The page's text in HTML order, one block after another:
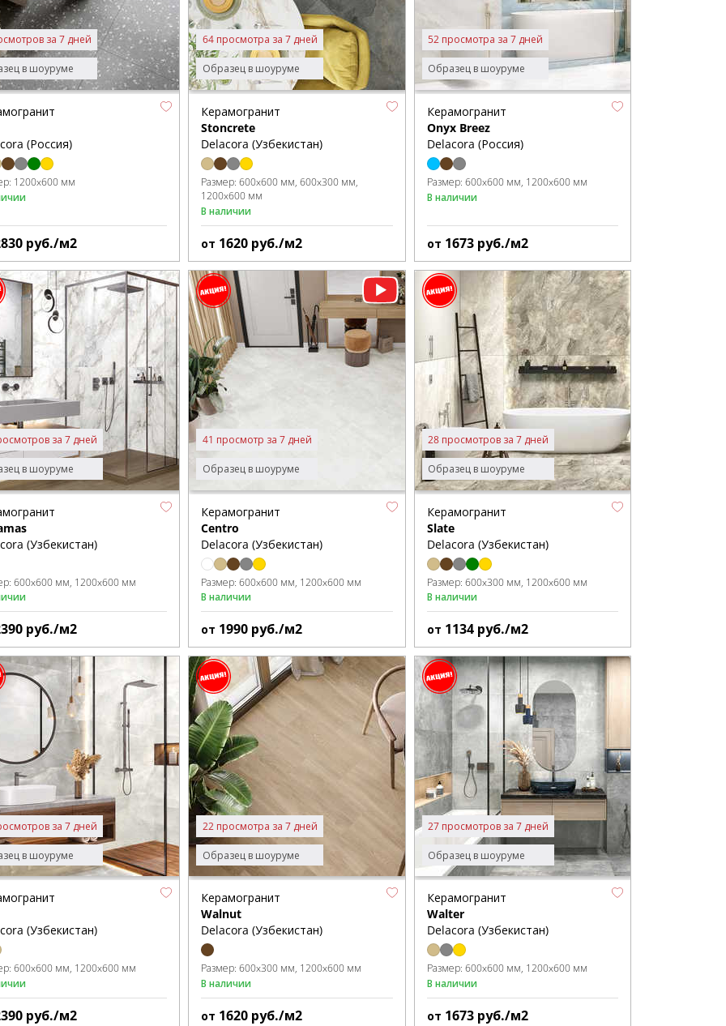
в шоуруме
за 7 дней
(Россия)
1200x600 мм
руб./м2
Образец в шоуруме
64 просмотра за 7 дней
Керамогранит
Stoncrete
Delacora (Узбекистан)
Размер:600x600 мм 600x300 мм
1200x600 мм
В наличии
от 1620 руб./м2
Образец в шоуруме
52 просмотра за 7 дней
Керамогранит
Onyx Breez
Delacora (Россия)
Размер: 600x600 мм 1200x600 мм
В наличии
от 1673 руб./м2
в шоуруме
за 7 дней
(Узбекистан)
600x600 мм 1200x600 мм
руб./м2
Образец в шоуруме
41 просмотр за 7 дней
Керамогранит
Centro
Delacora (Узбекистан)
Размер:600x600 мм 1200x600 мм
В наличии
от 1990 руб./м2
Образец в шоуруме
28 просмотров за 7 дней
Керамогранит
Slate
Delacora (Узбекистан)
Размер: 600x300 мм 1200x600 мм
В наличии
от 1134 руб./м2
в шоуруме
за 7 дней
(Узбекистан)
600x600 мм 1200x600 мм
руб./м2
Образец в шоуруме
22 просмотра за 7 дней
Керамогранит
Walnut
Delacora (Узбекистан)
Размер:600x300 мм 1200x600 мм
В наличии
от 1620 руб./м2
Образец в шоуруме
27 просмотров за 7 дней
Керамогранит
Walter
Delacora (Узбекистан)
Размер: 600x600 мм 1200x600 мм
В наличии
от 1673 руб./м2